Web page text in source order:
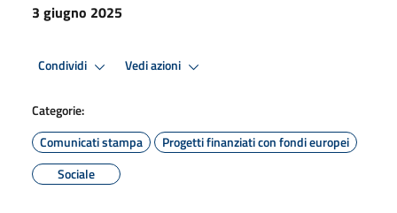
3 giugno 2025
Condividi Vedi azioni
Categorie:
Comunicati stampa
Progetti finanziati con fondi europei
Sociale